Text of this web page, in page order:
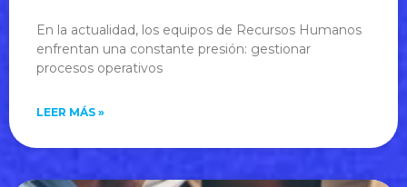
En la actualidad, los equipos de Recursos Humanos
enfrentan una constante presión: gestionar
procesos operativos
LEER MÁS »